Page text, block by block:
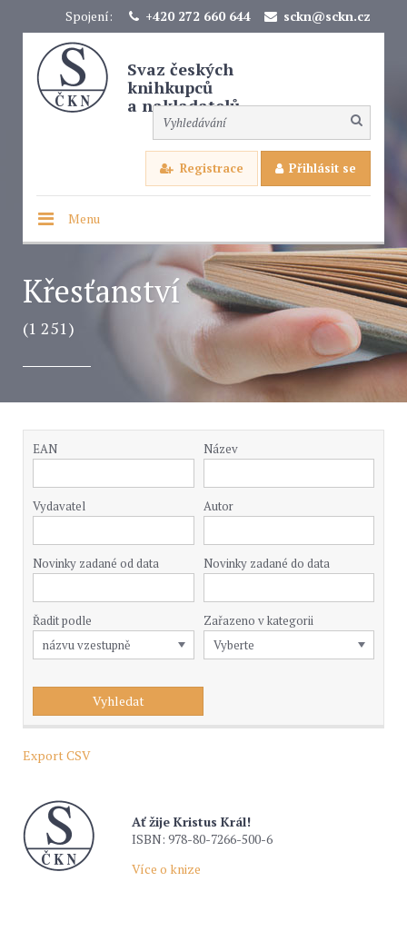
Spojení: +420 272 660 644 sckn@sckn.cz
Svaz českých
knihkupců
a nakladatelů
Registrace Přihlásit se
Menu
Křesťanství
(1 251)
EAN Název
Vydavatel Autor
Novinky zadané od data Novinky zadané do data
Řadit podle Zařazeno v kategorii
Export CSV
Ať žije Kristus Král!
ISBN: 978-80-7266-500-6
Více o knize